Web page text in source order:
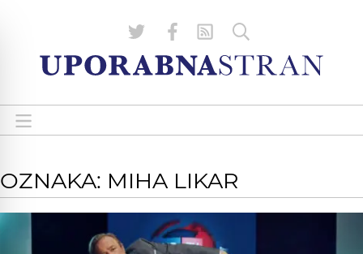
OZNAKA: MIHA LIKAR